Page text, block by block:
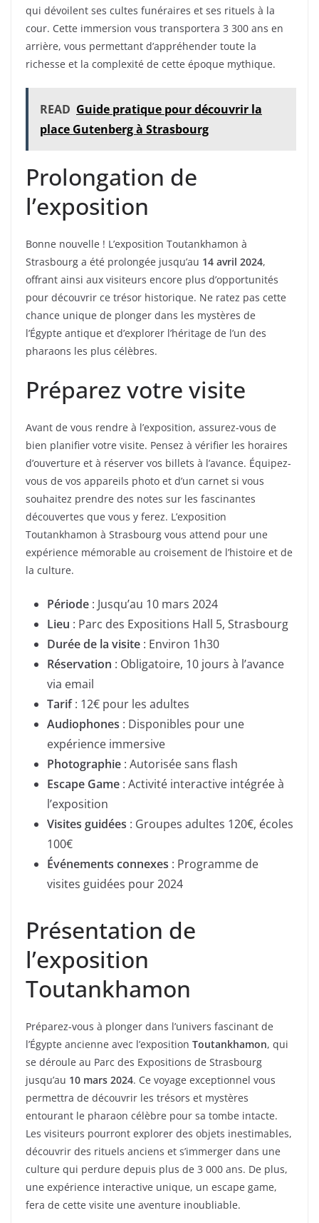
qui dévoilent ses cultes funéraires et ses rituels à la
cour. Cette immersion vous transportera 3 300 ans en
arrière, vous permettant d’appréhender toute la
richesse et la complexité de cette époque mythique.
READ Guide pratique pour découvrir la
place Gutenberg à Strasbourg
Prolongation de
l’exposition
Bonne nouvelle ! L’exposition Toutankhamon à
Strasbourg a été prolongée jusqu’au 14 avril 2024,
offrant ainsi aux visiteurs encore plus d’opportunités
pour découvrir ce trésor historique. Ne ratez pas cette
chance unique de plonger dans les mystères de
l’Égypte antique et d’explorer l’héritage de l’un des
pharaons les plus célèbres.
Préparez votre visite
Avant de vous rendre à l’exposition, assurez-vous de
bien planifier votre visite. Pensez à vérifier les horaires
d’ouverture et à réserver vos billets à l’avance. Équipez-
vous de vos appareils photo et d’un carnet si vous
souhaitez prendre des notes sur les fascinantes
découvertes que vous y ferez. L’exposition
Toutankhamon à Strasbourg vous attend pour une
expérience mémorable au croisement de l’histoire et de
la culture.
Période : Jusqu’au 10 mars 2024
Lieu : Parc des Expositions Hall 5, Strasbourg
Durée de la visite : Environ 1h30
Réservation : Obligatoire, 10 jours à l’avance
via email
Tarif: 12€ pour les adultes
Audiophones : Disponibles pour une
expérience immersive
Photographie : Autorisée sans flash
Escape Game : Activité interactive intégrée à
l’exposition
Visites guidées : Groupes adultes 120€, écoles
100€
Événements connexes : Programme de
visites guidées pour 2024
Présentation de
l’exposition
Toutankhamon
Préparez-vous à plonger dans l’univers fascinant de
l’Égypte ancienne avec l’exposition Toutankhamon, qui
se déroule au Parc des Expositions de Strasbourg
jusqu’au 10 mars 2024. Ce voyage exceptionnel vous
permettra de découvrir les trésors et mystères
entourant le pharaon célèbre pour sa tombe intacte.
Les visiteurs pourront explorer des objets inestimables,
découvrir des rituels anciens et s’immerger dans une
culture qui perdure depuis plus de 3 000 ans. De plus,
une expérience interactive unique, un escape game,
fera de cette visite une aventure inoubliable.